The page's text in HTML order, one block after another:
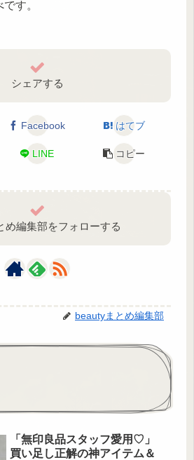
す。
シェアする
Facebook はてブ
LINE コピー
め編集部をフォローする
beautyまとめ編集部
「無印良品スタッフ愛用♡」
買い足し正解の神アイテム＆